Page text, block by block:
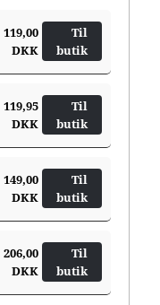
119,00
DKK
Til
butik
119,95
DKK
Til
butik
149,00
DKK
Til
butik
206,00
DKK
Til
butik